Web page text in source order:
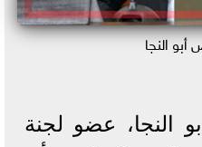
النجا
النجا، عضو لجنة